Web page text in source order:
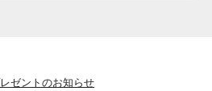
ゼントのお知らせ